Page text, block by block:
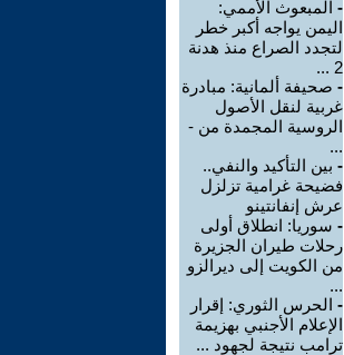
- المبعوث الأممي:
اليمن يواجه أكبر خطر
لتجدد الصراع منذ هدنة
2 ...
- صحيفة ألمانية: مبادرة
غربية لنقل الأصول
الروسية المجمدة من -
...
- بين التأكيد والنفي..
فضيحة غرامية تزلزل
عرش إنفانتينو
- سوريا: انطلاق أولى
رحلات طيران الجزيرة
من الكويت إلى ديرالزو
...
- الحرس الثوري: إقرار
الإعلام الأجنبي بهزيمة
ترامب نتيجة لجهود ...